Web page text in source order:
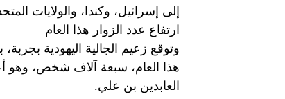
إلى إسرائيل، وكندا، والولايات
ارتفاع عدد الزوار هذا العام
وتوقع زعيم الجالية اليهودية
هذا العام، سبعة آلاف شخص، وهو
العابدين بن علي.